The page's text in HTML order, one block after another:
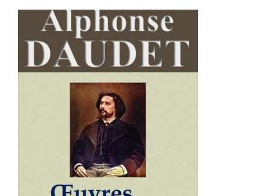
AJOUTER AU PANIER